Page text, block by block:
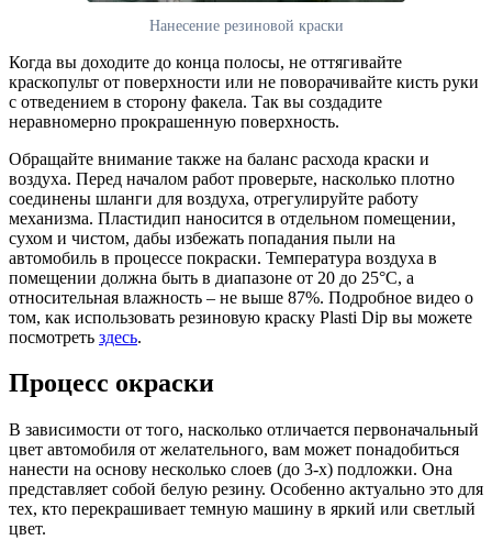
Нанесение резиновой краски
Когда вы доходите до конца полосы, не оттягивайте
краскопульт от поверхности или не поворачивайте кисть руки
с отведением в сторону факела. Так вы создадите
неравномерно прокрашенную поверхность.
Обращайте внимание также на баланс расхода краски и
воздуха. Перед началом работ проверьте, насколько плотно
соединены шланги для воздуха, отрегулируйте работу
механизма. Пластидип наносится в отдельном помещении,
сухом и чистом, дабы избежать попадания пыли на
автомобиль в процессе покраски. Температура воздуха в
помещении должна быть в диапазоне от 20 до 25°С, а
относительная влажность – не выше 87%. Подробное видео о
том, как использовать резиновую краску Plasti Dip вы можете
посмотреть здесь.
Процесс окраски
В зависимости от того, насколько отличается первоначальный
цвет автомобиля от желательного, вам может понадобиться
нанести на основу несколько слоев (до 3-х) подложки. Она
представляет собой белую резину. Особенно актуально это для
тех, кто перекрашивает темную машину в яркий или светлый
цвет.